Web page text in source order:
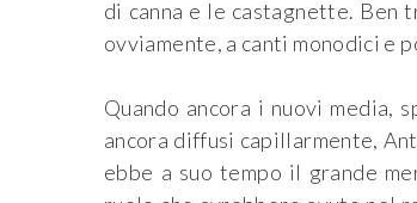
di canna e le castagnette.
ovviamente, a canti monodici e
Quando ancora i nuovi media,
ancora diffusi capillarmente,
ebbe a suo tempo il grande